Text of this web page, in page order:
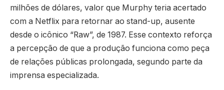
milhões de dólares, valor que Murphy teria acertado
com a Netflix para retornar ao stand-up, ausente
desde o icônico “Raw”, de 1987. Esse contexto reforça
a percepção de que a produção funciona como peça
de relações públicas prolongada, segundo parte da
imprensa especializada.